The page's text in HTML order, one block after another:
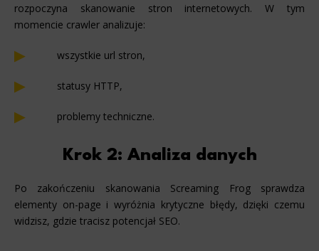
rozpoczyna skanowanie stron internetowych. W tym
momencie crawler analizuje:
wszystkie url stron,
statusy HTTP,
problemy techniczne.
Krok 2: Analiza danych
Po zakończeniu skanowania Screaming Frog sprawdza
elementy on-page i wyróżnia krytyczne błędy, dzięki czemu
widzisz, gdzie tracisz potencjał SEO.